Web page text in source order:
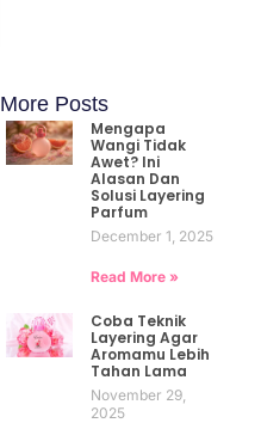
More Posts
Mengapa
Wangi Tidak
Awet? Ini
Alasan Dan
Solusi Layering
Parfum
December 1, 2025
Read More »
Coba Teknik
Layering Agar
Aromamu Lebih
Tahan Lama
November 29,
2025